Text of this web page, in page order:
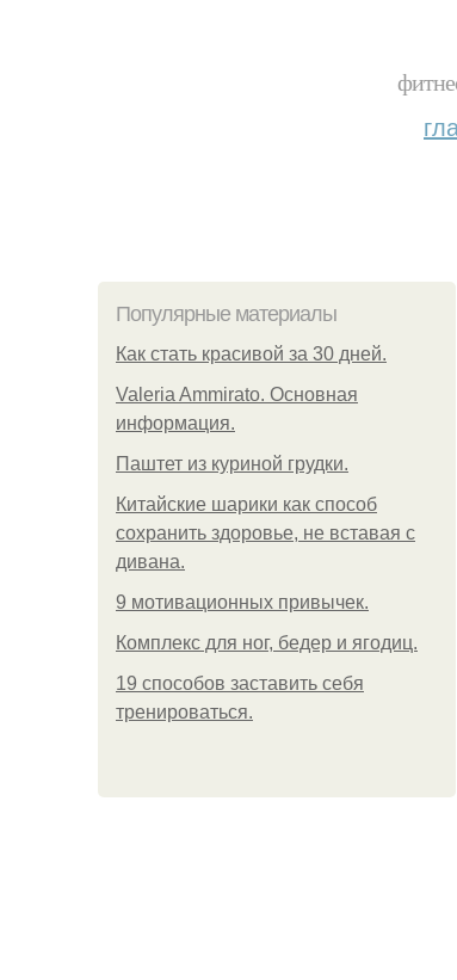
Популярные материалы
Как стать красивой за 30 дней.
Valeria Ammirato. Основная
информация.
Паштет из куриной грудки.
Китайские шарики как способ
сохранить здоровье, не вставая с
дивана.
9 мотивационных привычек.
Комплекс для ног, бедер и ягодиц.
19 способов заставить себя
тренироваться.